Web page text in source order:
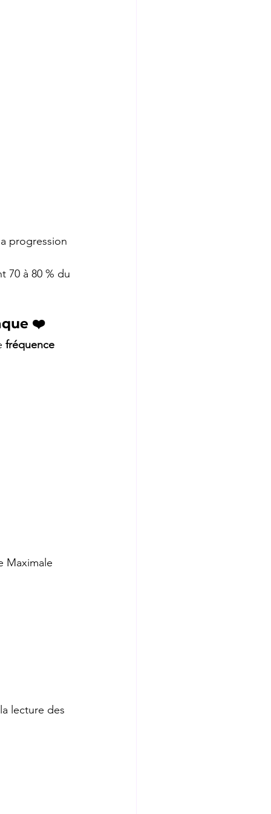
progression
70 à 80 % du
❤️
fréquence
Maximale
lecture des